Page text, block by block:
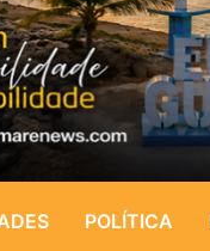
POLÍTICA